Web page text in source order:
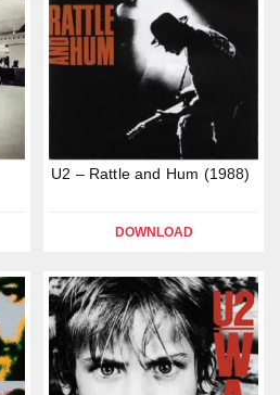
U2 – Rattle and Hum (1988)
DOWNLOAD